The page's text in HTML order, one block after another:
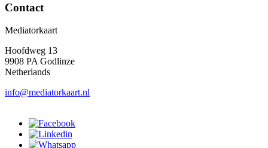
Contact
Mediatorkaart
Hoofdweg 13
9908 PA Godlinze
Netherlands
info@mediatorkaart.nl